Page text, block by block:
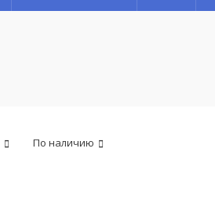
По наличию